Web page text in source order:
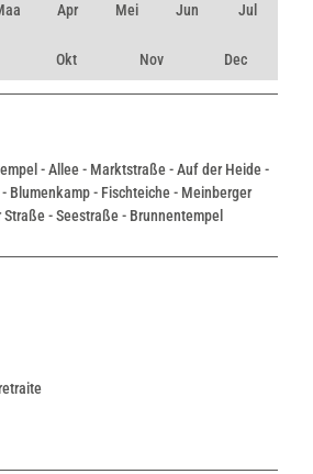
Apr Mei Jun Jul
Okt Nov Dec
- Allee - Marktstraße - Auf der Heide -
Blumenkamp - Fischteiche - Meinberger
- Seestraße - Brunnentempel